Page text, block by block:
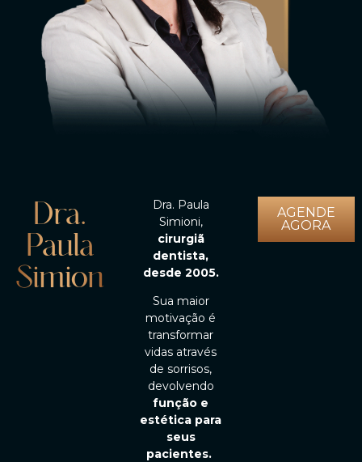
Dra.
Paula
Simioni
Dra. Paula
Simioni,
cirurgiã
dentista,
desde 2005.
Sua maior
motivação é
transformar
vidas através
de sorrisos,
devolvendo
função e
estética para
seus
pacientes.
AGENDE
AGORA